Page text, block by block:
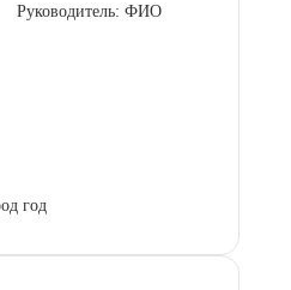
Руководитель: ФИО
год